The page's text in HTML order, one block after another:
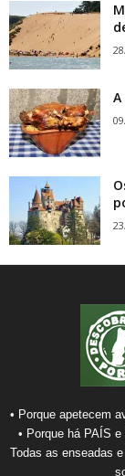
• Porque apetecem
• Porque há PAÍS
Todas as enseadas